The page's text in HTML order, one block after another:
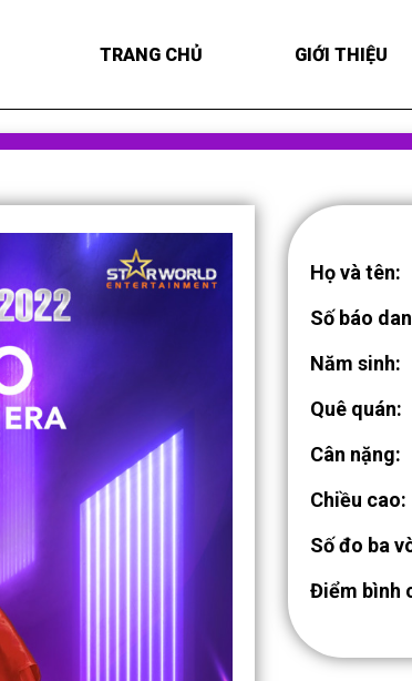
TRANG CHỦ GIỚI THIỆU
Họ và tên:
Số báo
Năm sinh:
Quê quán:
Cân nặng:
Chiều cao:
Số đo ba
Điểm bình